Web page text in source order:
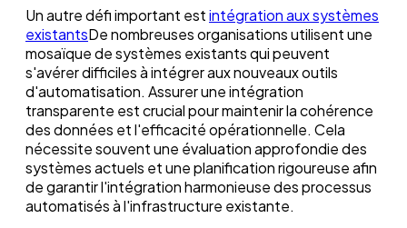
Un autre défi important estintégration aux systèmes
existantsDe nombreuses organisations utilisent une
mosaïque de systèmes existants qui peuvent
s'avérer difficiles à intégrer aux nouveaux outils
d'automatisation. Assurer une intégration
transparente est crucial pour maintenir la cohérence
des données et l'efficacité opérationnelle. Cela
nécessite souvent une évaluation approfondie des
systèmes actuels et une planification rigoureuse afin
de garantir l'intégration harmonieuse des processus
automatisés à l'infrastructure existante.